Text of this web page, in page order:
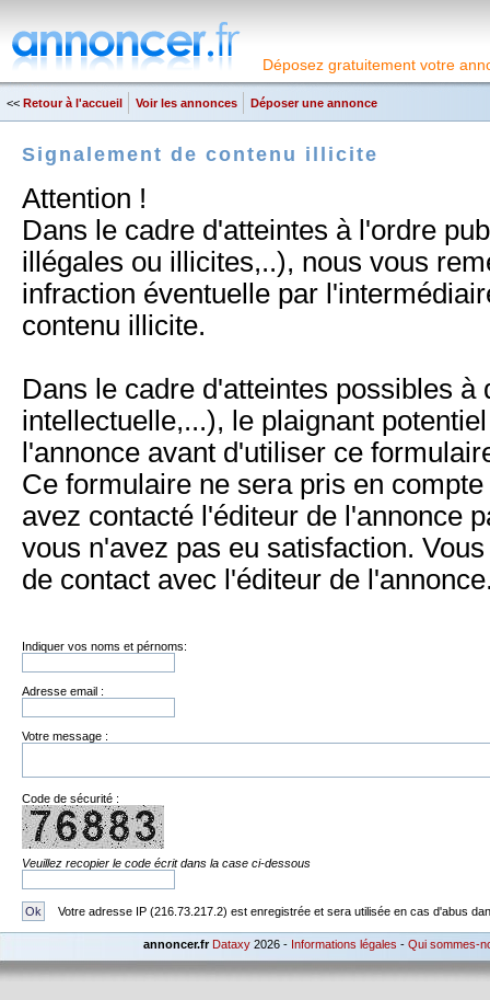
Déposez gratuitement votre
<< Retour à l'accueil Voir les annonces Déposer une annonce
Signalement de contenu illicite
Attention !
Dans le cadre d'atteintes à l'ordre
illégales ou illicites,..), nous vous
infraction éventuelle par
contenu illicite.
Dans le cadre d'atteintes possibles
intellectuelle,...), le plaignant
l'annonce avant d'utiliser ce
Ce formulaire ne sera pris en
avez contacté l'éditeur de l'annonce
vous n'avez pas eu satisfaction.
de contact avec l'éditeur de
Indiquer vos noms et pérnoms:
Adresse email :
Votre message :
Code de sécurité :
Veuillez recopier le code écrit dans la case ci-dessous
Votre adresse IP (216.73.217.2) est enregistrée et sera utilisée en cas d'abus
annoncer.fr Dataxy 2026 - Informations légales - Qui sommes-